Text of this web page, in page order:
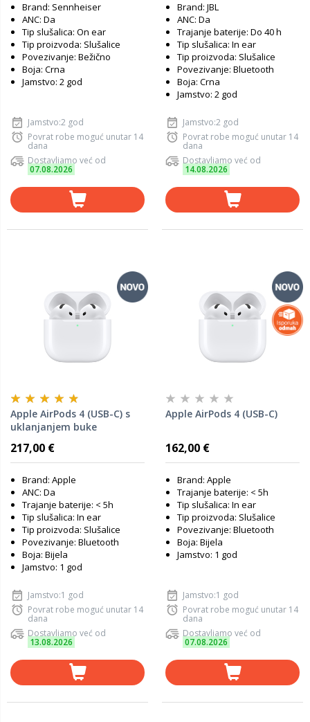
Brand: Sennheiser
ANC: Da
Tip slušalica: On ear
Tip proizvoda: Slušalice
Povezivanje: Bežično
Boja: Crna
Jamstvo: 2 god
Jamstvo:2 god
Povrat robe moguć unutar 14
dana
Dostavljamo već od
07.08.2026
Brand: JBL
ANC: Da
Trajanje baterije: Do 40 h
Tip slušalica: In ear
Tip proizvoda: Slušalice
Povezivanje: Bluetooth
Boja: Crna
Jamstvo: 2 god
Jamstvo:2 god
Povrat robe moguć unutar 14
dana
Dostavljamo već od
14.08.2026
Apple AirPods 4 (USB-C) s
uklanjanjem buke
217,00 €
Brand: Apple
ANC: Da
Trajanje baterije: < 5h
Tip slušalica: In ear
Tip proizvoda: Slušalice
Povezivanje: Bluetooth
Boja: Bijela
Jamstvo: 1 god
Jamstvo:1 god
Povrat robe moguć unutar 14
dana
Dostavljamo već od
13.08.2026
Apple AirPods 4 (USB-C)
162,00 €
Brand: Apple
Trajanje baterije: < 5h
Tip slušalica: In ear
Tip proizvoda: Slušalice
Povezivanje: Bluetooth
Boja: Bijela
Jamstvo: 1 god
Jamstvo:1 god
Povrat robe moguć unutar 14
dana
Dostavljamo već od
07.08.2026